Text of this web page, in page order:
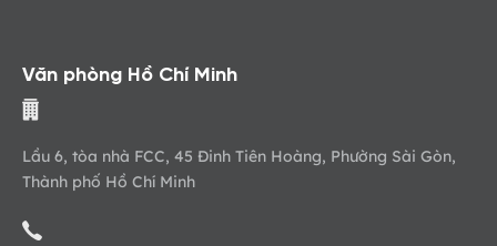
Văn phòng Hồ Chí Minh
Lầu 6, tòa nhà FCC, 45 Đinh Tiên Hoàng, Phường Sài Gòn,
Thành phố Hồ Chí Minh